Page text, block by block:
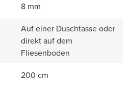
8 mm
Auf einer Duschtasse oder
direkt auf dem
Fliesenboden
200 cm